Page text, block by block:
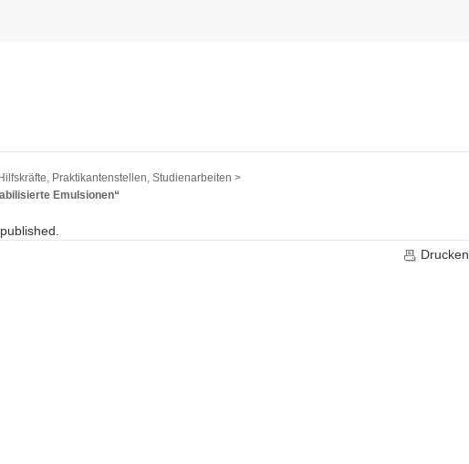
Praktikantenstellen, Studienarbeiten >
Emulsionen“
Drucken